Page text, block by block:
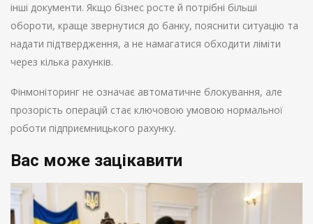
інші документи. Якщо бізнес росте й потрібні більші
обороти, краще звернутися до банку, пояснити ситуацію та
надати підтвердження, а не намагатися обходити ліміти
через кілька рахунків.
Фінмоніторинг не означає автоматичне блокування, але
прозорість операцій стає ключовою умовою нормальної
роботи підприємницького рахунку.
Вас може зацікавити